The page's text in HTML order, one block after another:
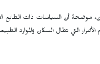
موضحةُ أن السياسات ذات الطابع
التي تطال السكان والموارد